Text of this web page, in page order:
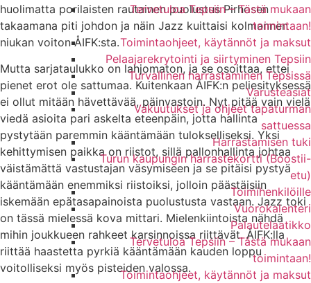
Tervetuloa Tepsiin – Tästä mukaan
toimintaan!
Toimintaohjeet, käytännöt ja maksut
Pelaajarekrytointi ja siirtyminen Tepsiin
Turvallinen harrastaminen Tepsissä
Varusteasiat
Vakuutukset ja ohjeet tapaturman
sattuessa
Harrastamisen tuki
Turun kaupungin harrastekortti (Boostii-
etu)
Toimihenkilöille
Vuorokalenteri
Palautelaatikko
Tervetuloa Tepsiin – Tästä mukaan
toimintaan!
Toimintaohjeet, käytännöt ja maksut
huolimatta porilaisten rautainen puolustus Pirhosen
takaamana piti johdon ja näin Jazz kuittaisi kolmannen
niukan voiton ÅIFK:sta.
Mutta sarjataulukko on lahjomaton, ja se osoittaa, ettei
pienet erot ole sattumaa. Kuitenkaan ÅIFK:n peliesityksessä
ei ollut mitään hävettävää, päinvastoin. Nyt pitää vain vielä
viedä asioita pari askelta eteenpäin, jotta hallinta
pystytään paremmin kääntämään tulokselliseksi. Yksi
kehittymisen paikka on riistot, sillä pallonhallinta johtaa
väistämättä vastustajan väsymiseen ja se pitäisi pystyä
kääntämään enemmiksi riistoiksi, jolloin päästäisiin
iskemään epätasapainoista puolustusta vastaan. Jazz toki
on tässä mielessä kova mittari. Mielenkiintoista nähdä
mihin joukkueen rahkeet karsinnoissa riittävät. ÅIFK:lla
riittää haastetta pyrkiä kääntämään kauden loppu
voitolliseksi myös pisteiden valossa.